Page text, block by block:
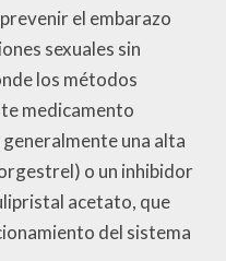
el embarazo
sexuales sin
los métodos
medicamento
una alta
o un inhibidor
acetato, que
del sistema